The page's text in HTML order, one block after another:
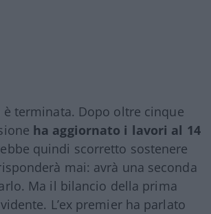
è terminata. Dopo oltre cinque
ha aggiornato i lavori al 14
quindi scorretto sostenere
mai: avrà una seconda
Ma il bilancio della prima
L’ex premier ha parlato